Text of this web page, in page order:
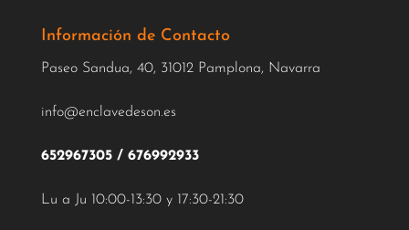
Información de Contacto
Paseo Sandua, 40, 31012 Pamplona, Navarra
info@enclavedeson.es
652967305/ 676992933
Lu a Ju 10:00-13:30 y 17:30-21:30